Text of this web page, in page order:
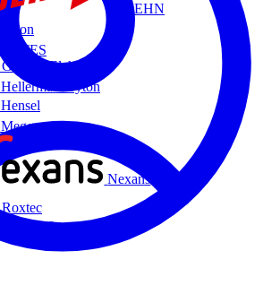
DEHN
Eaton
ENTES
Günsan Elektrik
HellermannTyton
Hensel
Megger
Nexans
Roxtec
Socomec